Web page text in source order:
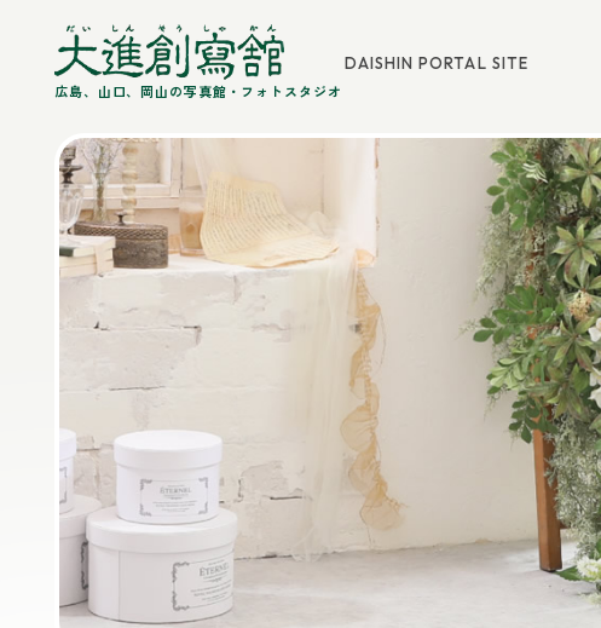
広島、山口、岡山の写真館・フォトスタジオ
DAISHIN PORTAL SITE